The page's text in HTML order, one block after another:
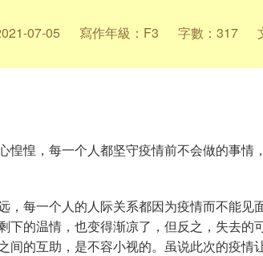
07-05 寫作年級：F3 字數：317
惶惶，每一个人都坚守疫情前不会做的事情
，每一个人的人际关系都因为疫情而不能见
下的温情，也变得渐凉了，但反之，失去的
间的互助，是不容小视的。虽说此次的疫情